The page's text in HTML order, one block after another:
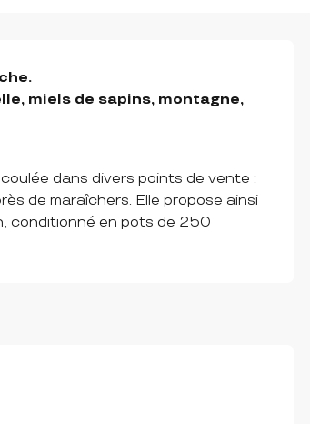
miels de sapins, montagne,
dans divers points de vente :
de maraîchers. Elle propose ainsi
conditionné en pots de 250